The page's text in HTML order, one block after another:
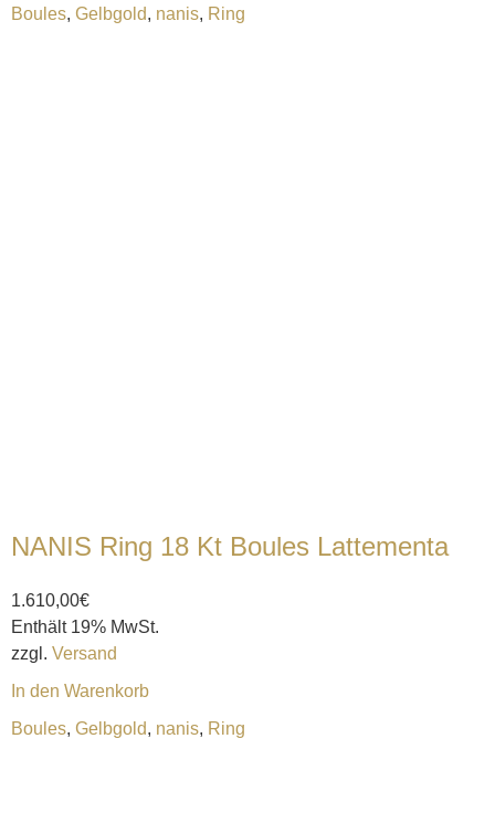
Boules, Gelbgold, nanis, Ring
NANIS Ring 18 Kt Boules Lattementa
1.610,00€
Enthält 19% MwSt.
zzgl. Versand
In den Warenkorb
Boules, Gelbgold, nanis, Ring